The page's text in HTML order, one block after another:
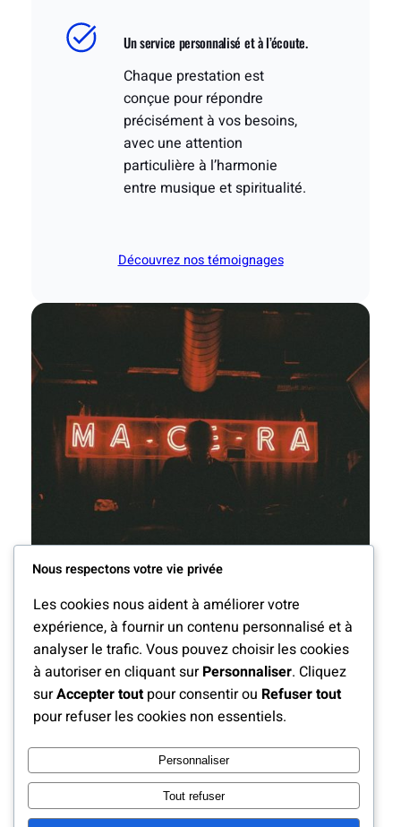
Un service personnalisé et à l’écoute.
Chaque prestation est
conçue pour répondre
précisément à vos besoins,
avec une attention
particulière à l’harmonie
entre musique et spiritualité.
Découvrez nos témoignages
DJ LolaMax
Nous respectons votre vie privée
Les cookies nous aident à améliorer votre
expérience, à fournir un contenu personnalisé et à
analyser le trafic. Vous pouvez choisir les cookies
à autoriser en cliquant surPersonnaliser. Cliquez
surAccepter toutpour consentir ou Refuser tout
pour refuser les cookies non essentiels.
Personnaliser
Tout refuser